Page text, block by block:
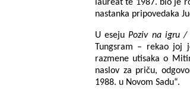
laureat te 1987. bio je
nastanka pripovedaka
U esejuPoziv na igru /
Tungsram – rekao joj
razmene utisaka o
naslov za priču,
1988. u Novom Sadu“.